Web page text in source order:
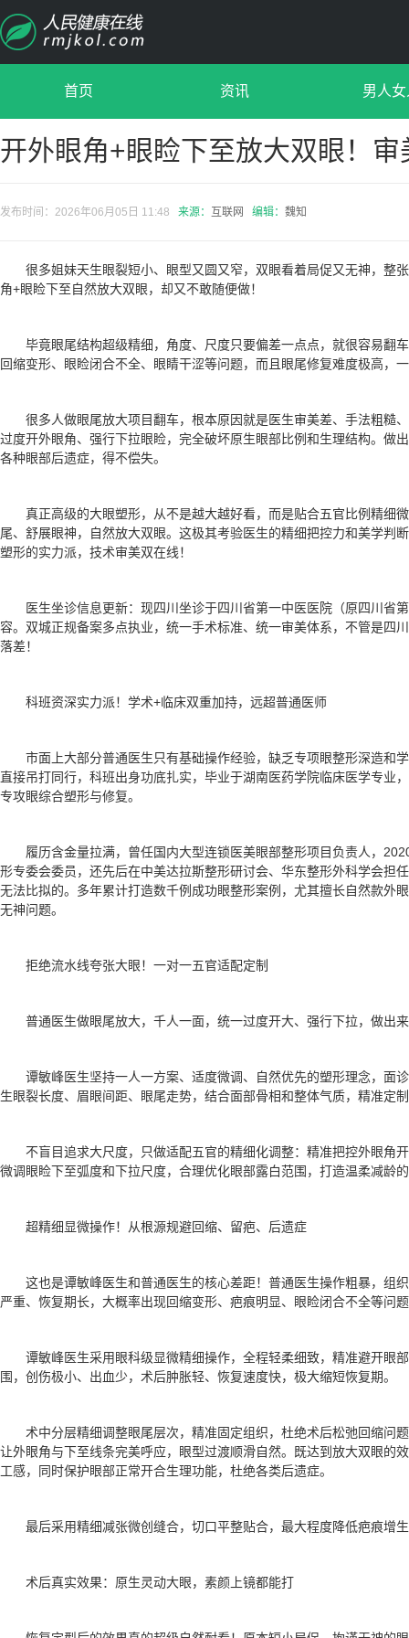
首页 资讯 男人女
开外眼角+眼睑下至放大双眼！
发布时间：2026年06月05日 11:48 来源： 互联网 编辑： 魏知
很多姐妹天生眼裂短小、眼型又圆又窄，双眼看着局促又无神，整
角+眼睑下至自然放大双眼，却又不敢随便做！
毕竟眼尾结构超级精细，角度、尺度只要偏差一点点，就很容易翻
回缩变形、眼睑闭合不全、眼睛干涩等问题，而且眼尾修复难度极高，
很多人做眼尾放大项目翻车，根本原因就是医生审美差、手法粗糙
过度开外眼角、强行下拉眼睑，完全破坏原生眼部比例和生理结构。做
各种眼部后遗症，得不偿失。
真正高级的大眼塑形，从不是越大越好看，而是贴合五官比例精细
尾、舒展眼神，自然放大双眼。这极其考验医生的精细把控力和美学判
塑形的实力派，技术审美双在线！
医生坐诊信息更新：现四川坐诊于四川省第一中医医院（原四川省
容。双城正规备案多点执业，统一手术标准、统一审美体系，不管是四
落差！
科班资深实力派！学术+临床双重加持，远超普通医师
市面上大部分普通医生只有基础操作经验，缺乏专项眼整形深造和
直接吊打同行，科班出身功底扎实，毕业于湖南医药学院临床医学专业
专攻眼综合塑形与修复。
履历含金量拉满，曾任国内大型连锁医美眼部整形项目负责人，
形专委会委员，还先后在中美达拉斯整形研讨会、华东整形外科学会担
无法比拟的。多年累计打造数千例成功眼整形案例，尤其擅长自然款外
无神问题。
拒绝流水线夸张大眼！一对一五官适配定制
普通医生做眼尾放大，千人一面，统一过度开大、强行下拉，做出
谭敏峰医生坚持一人一方案、适度微调、自然优先的塑形理念，面
生眼裂长度、眉眼间距、眼尾走势，结合面部骨相和整体气质，精准定
不盲目追求大尺度，只做适配五官的精细化调整：精准把控外眼角
微调眼睑下至弧度和下拉尺度，合理优化眼部露白范围，打造温柔减龄
超精细显微操作！从根源规避回缩、留疤、后遗症
这也是谭敏峰医生和普通医生的核心差距！普通医生操作粗暴，组
严重、恢复期长，大概率出现回缩变形、疤痕明显、眼睑闭合不全等问
谭敏峰医生采用眼科级显微精细操作，全程轻柔细致，精准避开眼
围，创伤极小、出血少，术后肿胀轻、恢复速度快，极大缩短恢复期。
术中分层精细调整眼尾层次，精准固定组织，杜绝术后松弛回缩问
让外眼角与下至线条完美呼应，眼型过渡顺滑自然。既达到放大双眼的
工感，同时保护眼部正常开合生理功能，杜绝各类后遗症。
最后采用精细减张微创缝合，切口平整贴合，最大程度降低疤痕增
术后真实效果：原生灵动大眼，素颜上镜都能打